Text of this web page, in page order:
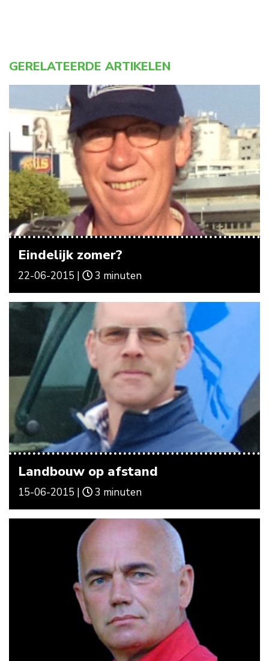
GERELATEERDE ARTIKELEN
Eindelijk zomer?
22-06-2015 | 3 minuten
Landbouw op afstand
15-06-2015 | 3 minuten